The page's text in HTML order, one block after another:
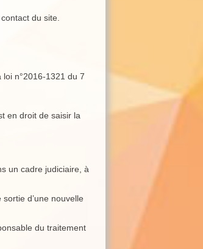
du site.
loi n°2016-1321 du 7
en droit de saisir la
un cadre judiciaire, à
d’une nouvelle
du traitement